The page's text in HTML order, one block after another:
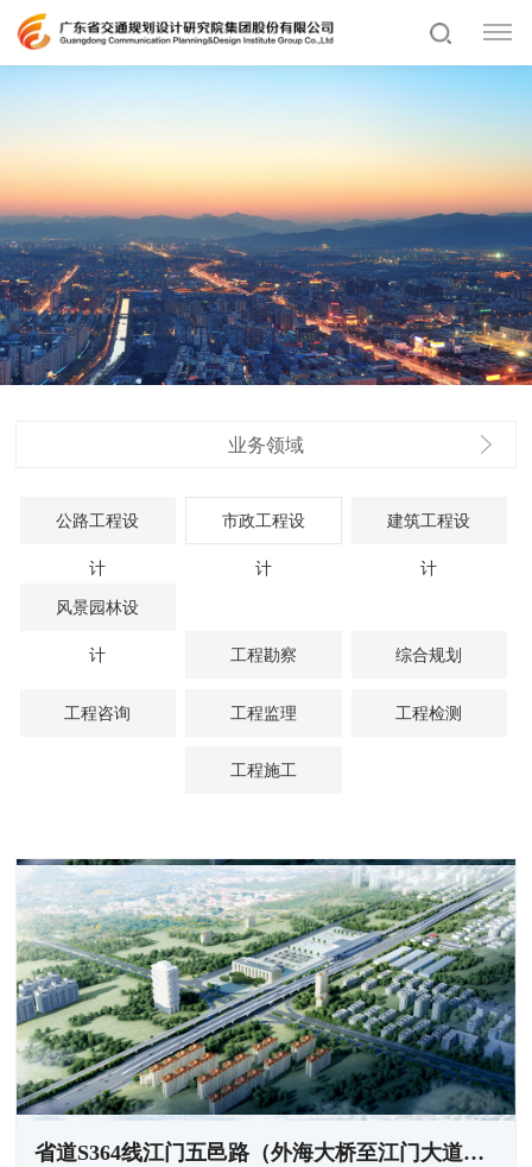
业务领域
公路工程设
计
市政工程设
计
建筑工程设
计
风景园林设
计 工程勘察 综合规划
工程咨询 工程监理 工程检测
工程施工
省道S364线江门五邑路（外海大桥至江门大道段）扩建工程